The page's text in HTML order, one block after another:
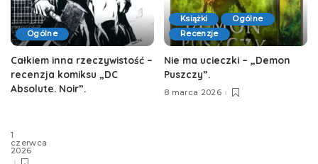
Ogólne
Całkiem inna rzeczywistość –
recenzja komiksu „DC
Absolute. Noir”.
1
czerwca
2026
Książki
Ogólne
Recenzje
Nie ma ucieczki – „Demon
Puszczy”.
8 marca 2026